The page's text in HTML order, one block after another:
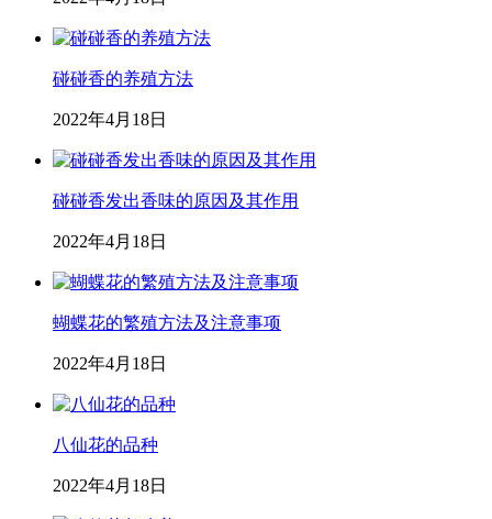
碰碰香的养殖方法
2022年4月18日
碰碰香发出香味的原因及其作用
2022年4月18日
蝴蝶花的繁殖方法及注意事项
2022年4月18日
八仙花的品种
2022年4月18日